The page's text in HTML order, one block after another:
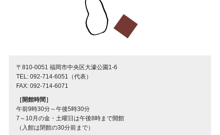
〒810-0051 福岡市中央区大濠公園1-6
TEL: 092-714-6051（代表）
FAX: 092-714-6071
［開館時間］
午前9時30分～午後5時30分
7～10月の金・土曜日は午後8時まで開館
（入館は閉館の30分前まで）